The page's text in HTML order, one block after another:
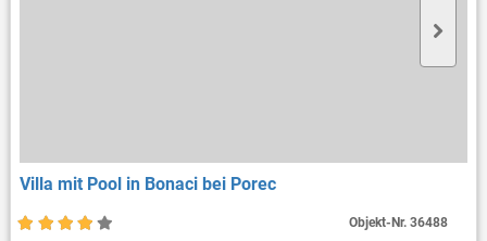
Villa mit Pool in Bonaci bei Porec
Objekt-Nr.36488